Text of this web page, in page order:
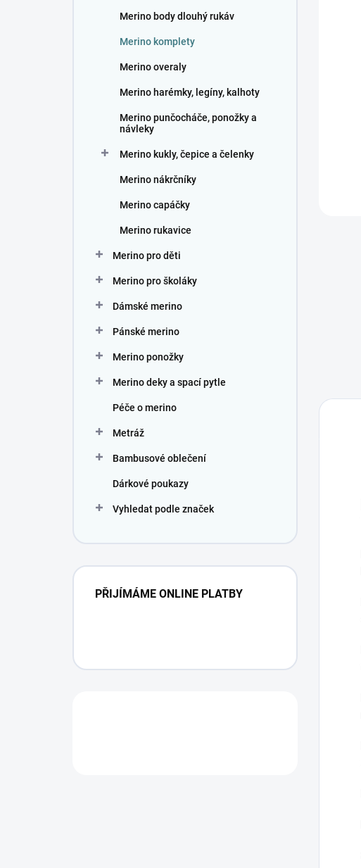
Merino body dlouhý rukáv
Merino komplety
Merino overaly
Merino harémky, legíny, kalhoty
Merino punčocháče, ponožky a
návleky
Merino kukly, čepice a čelenky
Merino nákrčníky
Merino capáčky
Merino rukavice
Merino pro děti
Merino pro školáky
Dámské merino
Pánské merino
Merino ponožky
Merino deky a spací pytle
Péče o merino
Metráž
Bambusové oblečení
Dárkové poukazy
Vyhledat podle značek
PŘIJÍMÁME ONLINE PLATBY